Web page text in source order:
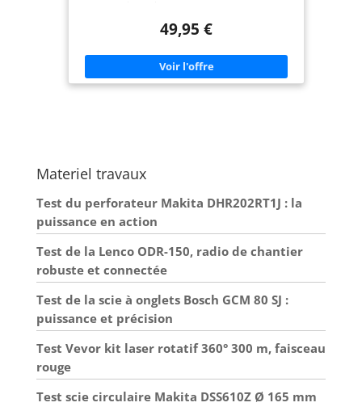
smartphone ou une tablette (Bluetooth 5.4, portée
Radio FM PLL avec 30 stations préréglées- IP54 :
protection contre les éclaboussures. Prise AUX-In.
Antenne télescopique. Batterie interne Li-Ion de
2.000 mAh. Contenu de la livraison : MEDION
49,95 €
Materiel travaux
Test du perforateur Makita DHR202RT1J : la
puissance en action
Test de la Lenco ODR-150, radio de chantier
robuste et connectée
Test de la scie à onglets Bosch GCM 80 SJ :
puissance et précision
Test Vevor kit laser rotatif 360° 300 m, faisceau
rouge
Test scie circulaire Makita DSS610Z Ø 165 mm